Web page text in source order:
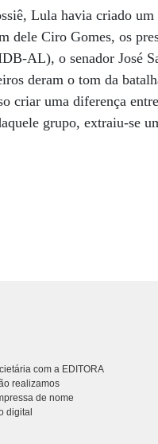
Lula havia criado
dele Ciro Gomes, os
AL), o senador José
deram o tom da
criar uma diferença
grupo, extraiu-se
com a EDITORA
realizamos
de nome
digital